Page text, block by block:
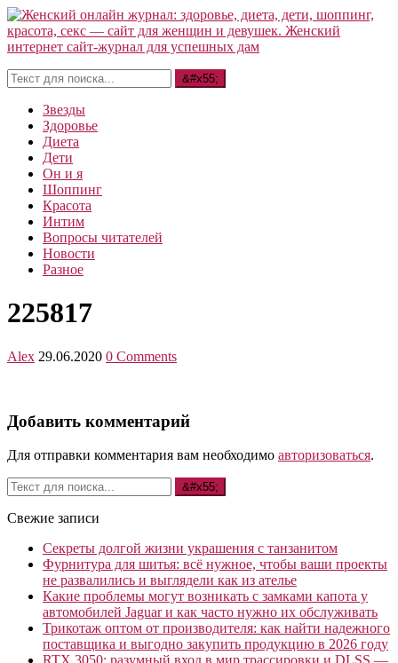
Звезды
Здоровье
Диета
Дети
Он и я
Шоппинг
Красота
Интим
Вопросы читателей
Новости
Разное
225817
Alex 29.06.2020 0 Comments
Добавить комментарий
Для отправки комментария вам необходимо авторизоваться.
Свежие записи
Секреты долгой жизни украшения с танзанитом
Фурнитура для шитья: всё нужное, чтобы ваши проекты
не развалились и выглядели как из ателье
Какие проблемы могут возникать с замками капота у
автомобилей Jaguar и как часто нужно их обслуживать
Трикотаж оптом от производителя: как найти надежного
поставщика и выгодно закупить продукцию в 2026 году